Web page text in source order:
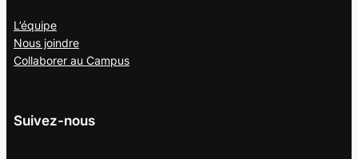
L’équipe
Nous joindre
Collaborer au Campus
Suivez-nous